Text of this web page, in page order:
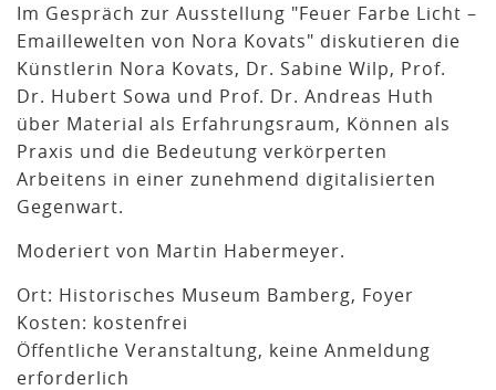
Im Gespräch zur Ausstellung "Feuer Farbe Licht –
Emaillewelten von Nora Kovats" diskutieren die
Künstlerin Nora Kovats, Dr. Sabine Wilp, Prof.
Dr. Hubert Sowa und Prof. Dr. Andreas Huth
über Material als Erfahrungsraum, Können als
Praxis und die Bedeutung verkörperten
Arbeitens in einer zunehmend digitalisierten
Gegenwart.
Moderiert von Martin Habermeyer.
Ort: Historisches Museum Bamberg, Foyer
Kosten: kostenfrei
Öffentliche Veranstaltung, keine Anmeldung
erforderlich